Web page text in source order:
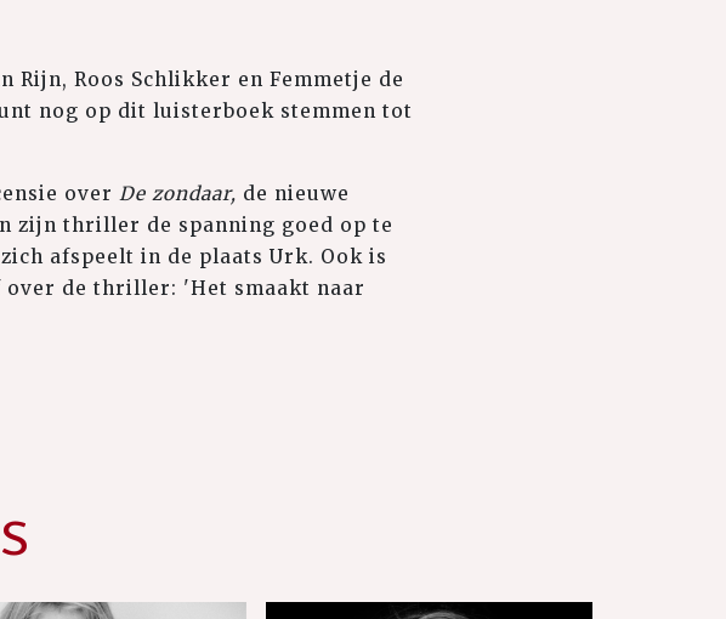
Rijn, Roos Schlikker en Femmetje de
nog op dit luisterboek stemmen tot
over De zondaar, de nieuwe
zijn thriller de spanning goed op te
afspeelt in de plaats Urk. Ook is
de thriller: 'Het smaakt naar